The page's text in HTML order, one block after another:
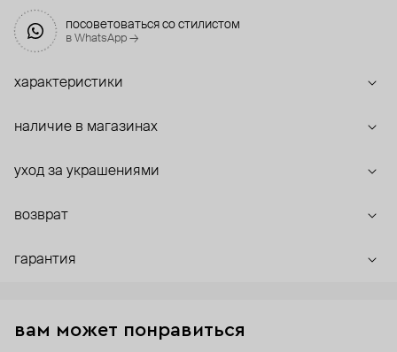
посоветоваться со стилистом
в WhatsApp →
характеристики
наличие в магазинах
уход за украшениями
возврат
гарантия
вам может понравиться